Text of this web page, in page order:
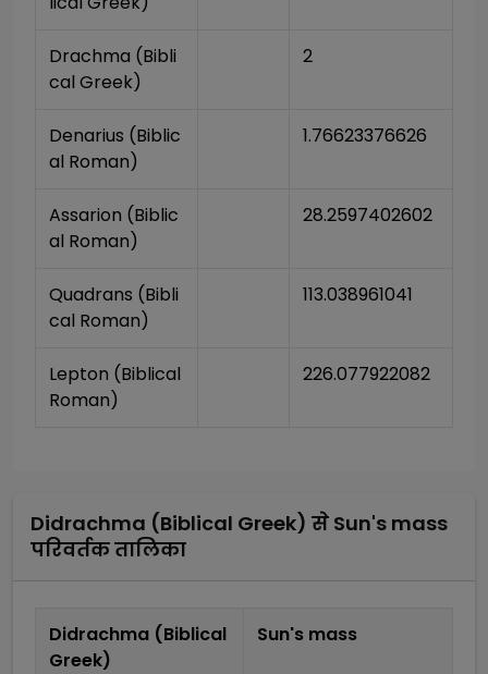
Drachma (Bibli
cal Greek)
2
Denarius (Biblic
al Roman)
1.76623376626
Assarion (Biblic
al Roman)
28.2597402602
Quadrans (Bibli
cal Roman)
113.038961041
Lepton (Biblical
Roman)
226.077922082
Didrachma (Biblical Greek) से Sun's mass
परिवर्तक तालिका
Didrachma (Biblical
Greek)
Sun's mass